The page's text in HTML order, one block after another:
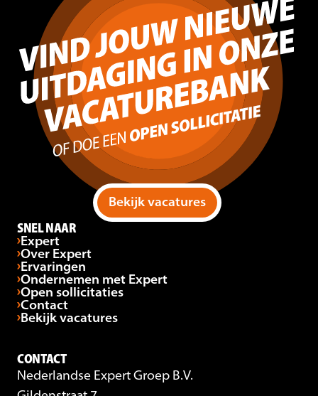
CONTACT
Nederlandse Expert Groep B.V.
SNEL NAAR
Expert
Over Expert
Ervaringen
Ondernemen met Expert
Open sollicitaties
Contact
Bekijk vacatures
Bekijk vacatures